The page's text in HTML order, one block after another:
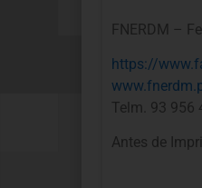
FNERDM –
https://
Telm. 93 956
Antes de